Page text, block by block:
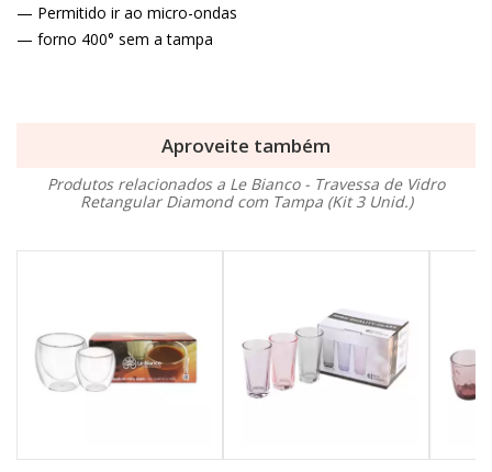
— Permitido ir ao micro-ondas
— forno 400° sem a tampa
Aproveite também
Produtos relacionados a Le Bianco - Travessa de Vidro
Retangular Diamond com Tampa (Kit 3 Unid.)